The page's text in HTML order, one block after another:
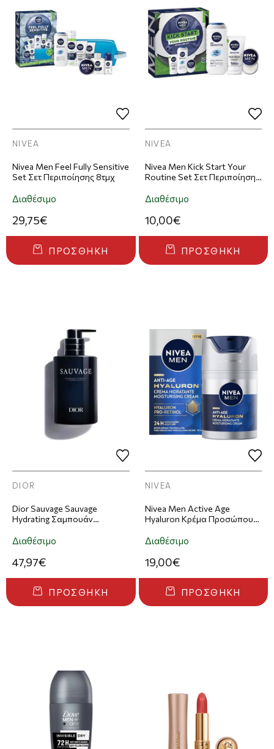
NIVEA
Nivea Men Feel Fully Sensitive
Set Σετ Περιποίησης 8τμχ
Διαθέσιμο
29,75€
ΠΡΟΣΘΉΚΗ
NIVEA
Nivea Men Kick Start Your
Routine Set Σετ Περιποίησης
Διαθέσιμο
10,00€
ΠΡΟΣΘΉΚΗ
DIOR
Dior Sauvage Sauvage
Hydrating Σαμπουάν
Διαθέσιμο
47,97€
ΠΡΟΣΘΉΚΗ
NIVEA
Nivea Men Active Age
Hyaluron Κρέμα Προσώπου
Διαθέσιμο
19,00€
ΠΡΟΣΘΉΚΗ